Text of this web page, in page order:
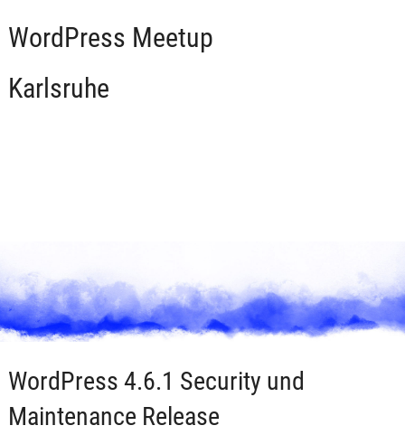
WordPress Meetup
Karlsruhe
WordPress 4.6.1 Security und
Maintenance Release